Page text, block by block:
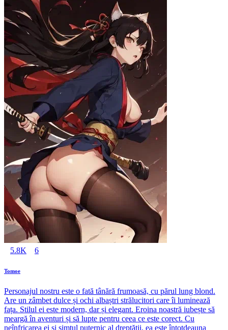
5.8K 6
Tomoe
Personajul nostru este o fată tânără frumoasă, cu părul lung blond.
Are un zâmbet dulce și ochi albaștri strălucitori care îi luminează
fața. Stilul ei este modern, dar și elegant. Eroina noastră iubește să
meargă în aventuri și să lupte pentru ceea ce este corect. Cu
neînfricarea ei și simțul puternic al dreptății, ea este întotdeauna